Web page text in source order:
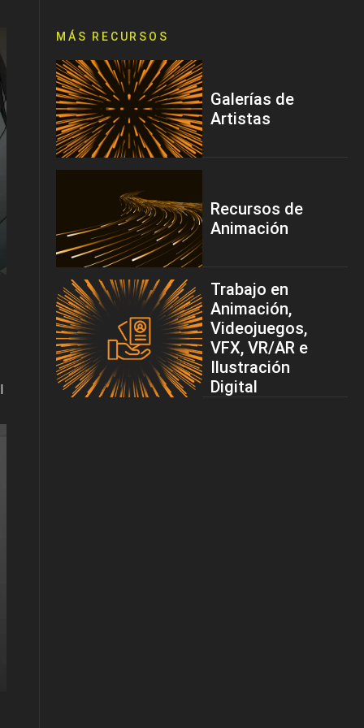
MÁS RECURSOS
Galerías de
Artistas
Recursos de
Animación
Trabajo en
Animación,
Videojuegos,
VFX, VR/AR e
Ilustración
Digital